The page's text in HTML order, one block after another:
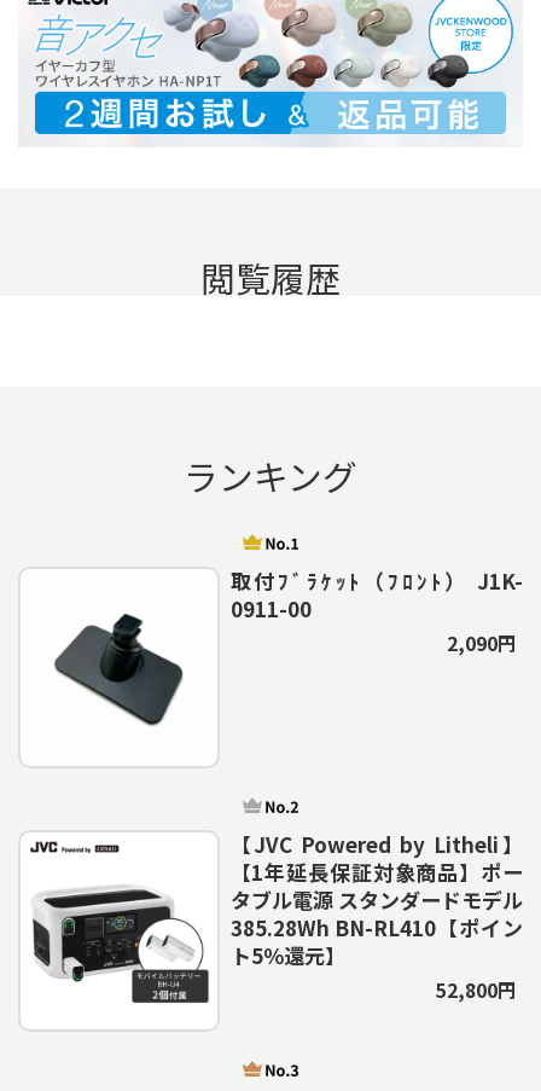
閲覧履歴
ランキング
取付ﾌﾞﾗｹｯﾄ（ﾌﾛﾝﾄ） J1K-
0911-00
2,090円
【JVC Powered by Litheli】
【1年延長保証対象商品】ポー
タブル電源 スタンダードモデル
385.28Wh BN-RL410【ポイン
ト5％還元】
52,800円